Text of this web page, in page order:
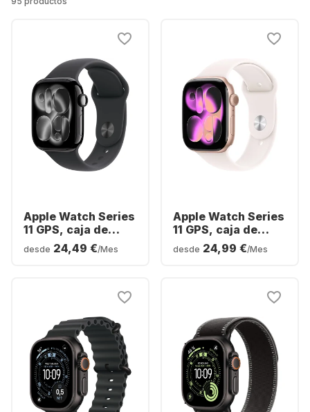
Apple Watch Series
11 GPS, caja de
aluminio, 46 ​​mm
desde 24,49 €/Mes
Apple Watch Series
11 GPS, caja de
aluminio, 42 mm
desde 24,99 €/Mes